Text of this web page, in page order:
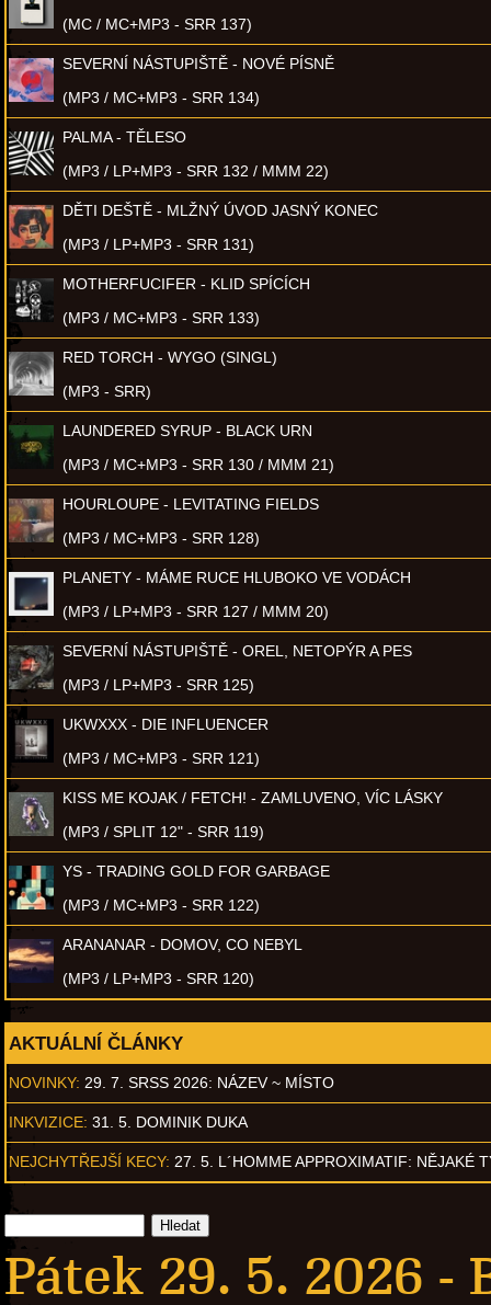
(MC / MC+MP3 - SRR 137)
SEVERNÍ NÁSTUPIŠTĚ - NOVÉ PÍSNĚ
(MP3 / MC+MP3 - SRR 134)
PALMA - TĚLESO
(MP3 / LP+MP3 - SRR 132 / MMM 22)
DĚTI DEŠTĚ - MLŽNÝ ÚVOD JASNÝ KONEC
(MP3 / LP+MP3 - SRR 131)
MOTHERFUCIFER - KLID SPÍCÍCH
(MP3 / MC+MP3 - SRR 133)
RED TORCH - WYGO (SINGL)
(MP3 - SRR)
LAUNDERED SYRUP - BLACK URN
(MP3 / MC+MP3 - SRR 130 / MMM 21)
HOURLOUPE - LEVITATING FIELDS
(MP3 / MC+MP3 - SRR 128)
PLANETY - MÁME RUCE HLUBOKO VE VODÁCH
(MP3 / LP+MP3 - SRR 127 / MMM 20)
SEVERNÍ NÁSTUPIŠTĚ - OREL, NETOPÝR A PES
(MP3 / LP+MP3 - SRR 125)
UKWXXX - DIE INFLUENCER
(MP3 / MC+MP3 - SRR 121)
KISS ME KOJAK / FETCH! - ZAMLUVENO, VÍC LÁSKY
(MP3 / SPLIT 12" - SRR 119)
YS - TRADING GOLD FOR GARBAGE
(MP3 / MC+MP3 - SRR 122)
ARANANAR - DOMOV, CO NEBYL
(MP3 / LP+MP3 - SRR 120)
AKTUÁLNÍ ČLÁNKY
NOVINKY: 29. 7. SRSS 2026: NÁZEV ~ MÍSTO
INKVIZICE: 31. 5. DOMINIK DUKA
NEJCHYTŘEJŠÍ KECY: 27. 5. L´HOMME APPROXIMATIF: NĚJAKÉ
Pátek 29. 5. 2026 -